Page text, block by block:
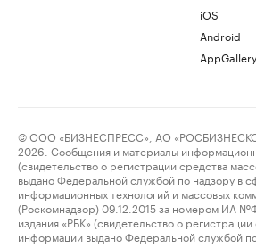
iOS
Android
AppGallery
© ООО «БИЗНЕСПРЕСС», АО
2026. Сообщения и материалы
(свидетельство о регистрации средства
выдано Федеральной службой по надзору в
информационных технологий и массовых
(Роскомнадзор) 09.12.2015 за номером ИА
издания «РБК» (свидетельство о
информации выдано Федеральной службой